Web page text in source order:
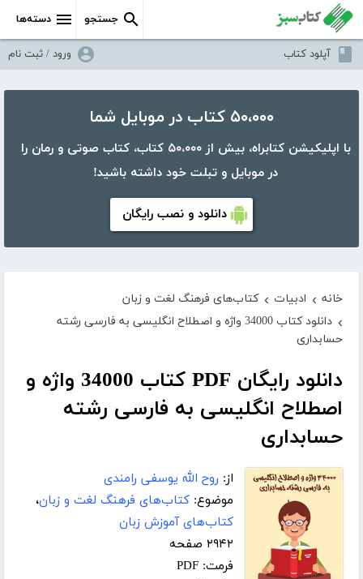
دسته‌ها جستجو
آپلود کتاب ورود / ثبت نام
۵۰،۰۰۰ کتاب در موبایل شما
با اپلیکیشن کتابراه، بیش از ۵۰،۰۰۰ کتاب، کتاب صوتی و رمان را
در موبایل و تبلت خود داشته باشید!
دانلود و نصب رایگان
خانه › ادبیات › کتاب‌های فرهنگ لغت و زبان
›
دانلود کتاب 34000 واژه و اصطلاح انگلیسی به فارسی رشته
حسابداری
دانلود رایگان PDF کتاب 34000 واژه و
اصطلاح انگلیسی به فارسی رشته
حسابداری
از: روح الله یوسفی رامندی
موضوع: کتاب‌های فرهنگ لغت و زبان،
کتاب‌های آموزش زبان
۲۹۴۲ صفحه
فرمت: PDF